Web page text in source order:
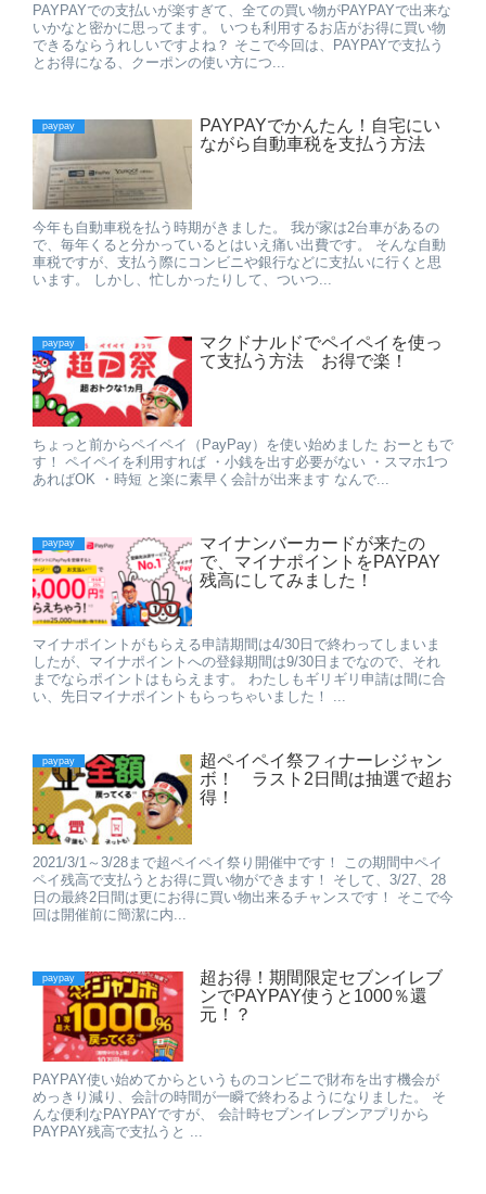
PAYPAYでの支払いが楽すぎて、全ての買い物がPAYPAYで出来な
いかなと密かに思ってます。 いつも利用するお店がお得に買い物
できるならうれしいですよね？ そこで今回は、PAYPAYで支払う
とお得になる、クーポンの使い方につ...
paypay
PAYPAYでかんたん！自宅にい
ながら自動車税を支払う方法
今年も自動車税を払う時期がきました。 我が家は2台車があるの
で、毎年くると分かっているとはいえ痛い出費です。 そんな自動
車税ですが、支払う際にコンビニや銀行などに支払いに行くと思
います。 しかし、忙しかったりして、ついつ...
paypay
マクドナルドでペイペイを使っ
て支払う方法 お得で楽！
ちょっと前からペイペイ（PayPay）を使い始めました おーともで
す！ ペイペイを利用すれば ・小銭を出す必要がない ・スマホ1つ
あればOK ・時短 と楽に素早く会計が出来ます なんで...
paypay
マイナンバーカードが来たの
で、マイナポイントをPAYPAY
残高にしてみました！
マイナポイントがもらえる申請期間は4/30日で終わってしまいま
したが、マイナポイントへの登録期間は9/30日までなので、それ
までならポイントはもらえます。 わたしもギリギリ申請は間に合
い、先日マイナポイントもらっちゃいました！ ...
paypay
超ペイペイ祭フィナーレジャン
ボ！ ラスト2日間は抽選で超お
得！
2021/3/1～3/28まで超ペイペイ祭り開催中です！ この期間中ペイ
ペイ残高で支払うとお得に買い物ができます！ そして、3/27、28
日の最終2日間は更にお得に買い物出来るチャンスです！ そこで今
回は開催前に簡潔に内...
paypay
超お得！期間限定セブンイレブ
ンでPAYPAY使うと1000％還
元！？
PAYPAY使い始めてからというものコンビニで財布を出す機会が
めっきり減り、会計の時間が一瞬で終わるようになりました。 そ
んな便利なPAYPAYですが、 会計時セブンイレブンアプリから
PAYPAY残高で支払うと ...